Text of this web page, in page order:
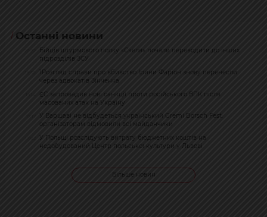
Останні новини
Бійців штурмового полку «Скеля» почали переводити до інших
підрозділів ЗСУ
1Розгляд справи про вбивство Ірини Фаріон знову перенесли
через адвокатів Зінченка
ЄС запровадив нові санкції проти російського ВПК після
масованих атак на Україну
У Варшаві не відбудеться український Gremi Borsch Fest:
організаторам відмовили всі майданчики
У Польщі розслідують витрату бюджетних коштів на
недобудований Центр польської культури у Львові
Більше новин